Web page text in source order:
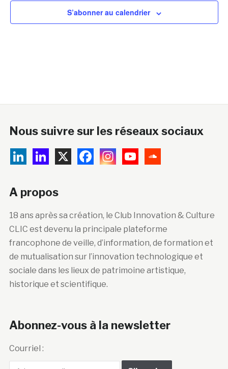
S’abonner au calendrier
Nous suivre sur les réseaux sociaux
A propos
18 ans après sa création, le Club Innovation & Culture
CLIC est devenu la principale plateforme
francophone de veille, d’information, de formation et
de mutualisation sur l’innovation technologique et
sociale dans les lieux de patrimoine artistique,
historique et scientifique.
Abonnez-vous à la newsletter
Courriel :